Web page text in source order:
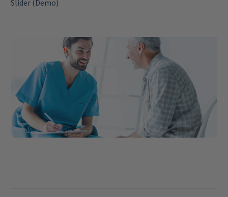
Slider (Demo)